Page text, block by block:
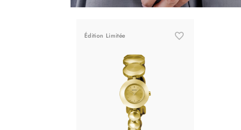
Édition Limitée